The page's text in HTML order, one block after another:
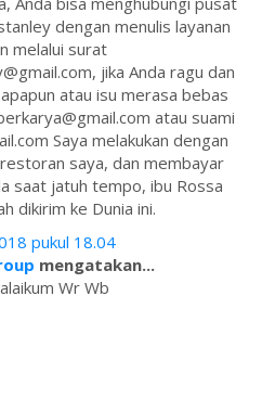
dengan menulis layanan
melalui surat
jika Anda ragu dan
atau isu merasa bebas
atau suami
Saya melakukan dengan
saya, dan membayar
saat jatuh tempo, ibu Rossa
dikirim ke Dunia ini.
pukul 18.04
mengatakan...
Wr Wb